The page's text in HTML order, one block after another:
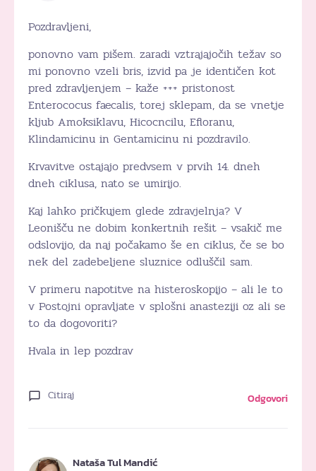
Pozdravljeni,
ponovno vam pišem. zaradi vztrajajočih težav so
mi ponovno vzeli bris, izvid pa je identičen kot
pred zdravljenjem – kaže +++ pristonost
Enterococus faecalis, torej sklepam, da se vnetje
kljub Amoksiklavu, Hicocncilu, Efloranu,
Klindamicinu in Gentamicinu ni pozdravilo.
Krvavitve ostajajo predvsem v prvih 14. dneh
dneh ciklusa, nato se umirijo.
Kaj lahko pričkujem glede zdravjelnja? V
Leonišču ne dobim konkertnih rešit – vsakič me
odslovijo, da naj počakamo še en ciklus, če se bo
nek del zadebeljene sluznice odluščil sam.
V primeru napotitve na histeroskopijo – ali le to
v Postojni opravljate v splošni anasteziji oz ali se
to da dogovoriti?
Hvala in lep pozdrav
Citiraj Odgovori
Nataša Tul Mandić